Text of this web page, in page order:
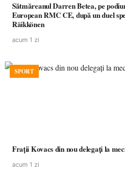
Sătmăreanul Darren Betea, pe
European RMC CE, după un duel
Räikkönen
acum 1 zi
SPORT
Frații Kovacs din nou delegați la
acum 1 zi